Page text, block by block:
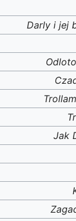
Darly i jej
Jak